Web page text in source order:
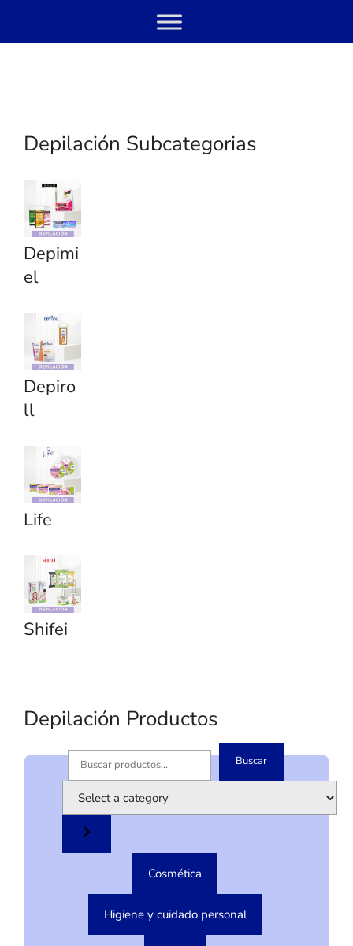
content
Depilación Subcategorias
Depimi
el
Depiro
ll
Life
Shifei
Depilación Productos
u
c
r
Buscar
c
Cosmética
Higiene y cuidado personal